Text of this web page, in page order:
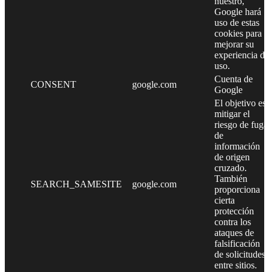
Google hará
uso de estas
cookies para
mejorar su
experiencia de
uso.
CONSENT
google.com
Cuenta de
Google
SEARCH_SAMESITE google.com
El objetivo es
mitigar el
riesgo de fuga
de
información
de origen
cruzado.
También
proporciona
cierta
protección
contra los
ataques de
falsificación
de solicitudes
entre sitios.